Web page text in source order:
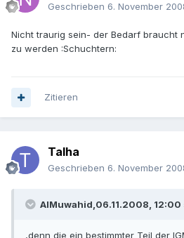
Geschrieben 6. November
Nicht traurig sein- der Bedarf braucht
zu werden :Schuchtern:
Zitieren
Talha
Geschrieben 6. November
AlMuwahid,06.11.2008, 12:00
,denn die ein bestimmter Teil der